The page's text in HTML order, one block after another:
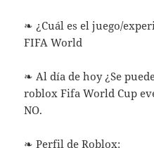
❧ ¿Cuál es el juego/
FIFA World
❧ Al día de hoy ¿Se
roblox Fifa World Cup
NO.
❧ Perfil de Roblox: